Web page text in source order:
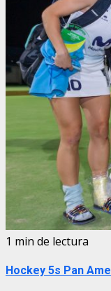
1 min de lectura
Hockey 5s Pan